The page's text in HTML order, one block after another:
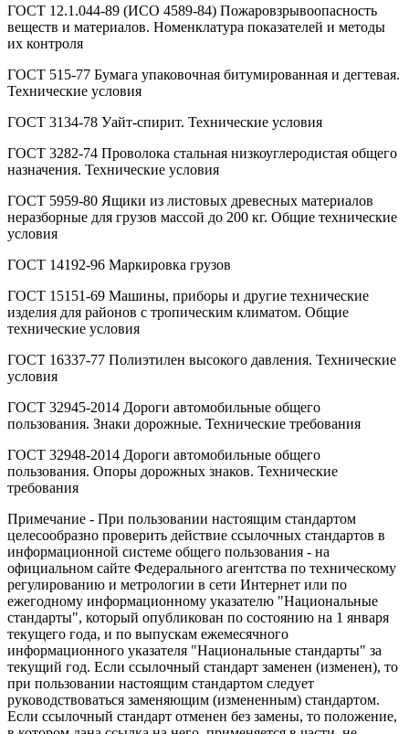
ГОСТ 12.1.044-89 (ИСО 4589-84) Пожаровзрывоопасность
веществ и материалов. Номенклатура показателей и методы
их контроля
ГОСТ 515-77 Бумага упаковочная битумированная и дегтевая.
Технические условия
ГОСТ 3134-78 Уайт-спирит. Технические условия
ГОСТ 3282-74 Проволока стальная низкоуглеродистая общего
назначения. Технические условия
ГОСТ 5959-80 Ящики из листовых древесных материалов
неразборные для грузов массой до 200 кг. Общие технические
условия
ГОСТ 14192-96 Маркировка грузов
ГОСТ 15151-69 Машины, приборы и другие технические
изделия для районов с тропическим климатом. Общие
технические условия
ГОСТ 16337-77 Полиэтилен высокого давления. Технические
условия
ГОСТ 32945-2014 Дороги автомобильные общего
пользования. Знаки дорожные. Технические требования
ГОСТ 32948-2014 Дороги автомобильные общего
пользования. Опоры дорожных знаков. Технические
требования
Примечание - При пользовании настоящим стандартом
целесообразно проверить действие ссылочных стандартов в
информационной системе общего пользования - на
официальном сайте Федерального агентства по техническому
регулированию и метрологии в сети Интернет или по
ежегодному информационному указателю "Национальные
стандарты", который опубликован по состоянию на 1 января
текущего года, и по выпускам ежемесячного
информационного указателя "Национальные стандарты" за
текущий год. Если ссылочный стандарт заменен (изменен), то
при пользовании настоящим стандартом следует
руководствоваться заменяющим (измененным) стандартом.
Если ссылочный стандарт отменен без замены, то положение,